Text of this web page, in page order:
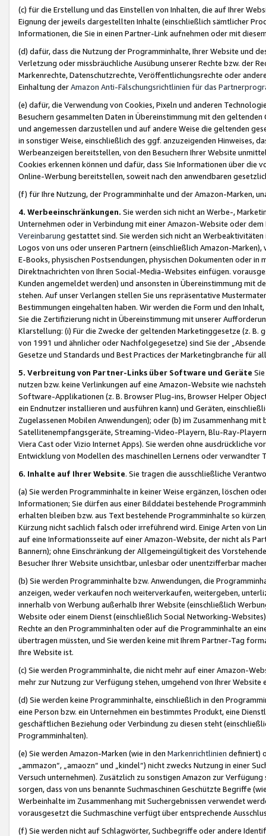
(c) für die Erstellung und das Einstellen von Inhalten, die auf Ihrer
Eignung der jeweils dargestellten Inhalte (einschließlich sämtlicher
Informationen, die Sie in einen Partner-Link aufnehmen oder mit
(d) dafür, dass die Nutzung der Programminhalte, Ihrer Website und
Verletzung oder missbräuchliche Ausübung unserer Rechte bzw. der
Markenrechte, Datenschutzrechte, Veröffentlichungsrechte oder
Einhaltung derAmazon Anti-Fälschungsrichtlinien für das
(e) dafür, die Verwendung von Cookies, Pixeln und anderen
Besuchern gesammelten Daten in Übereinstimmung mit den
und angemessen darzustellen und auf andere Weise die geltenden
in sonstiger Weise, einschließlich des ggf. anzuzeigenden Hinweises,
Werbeanzeigen bereitstellen, von den Besuchern Ihrer Website
Cookies erkennen können und dafür, dass Sie Informationen über die
Online-Werbung bereitstellen, soweit nach den anwendbaren
(f) für Ihre Nutzung, der Programminhalte und der Amazon-Marken,
4. Werbeeinschränkungen. Sie werden sich nicht an Werbe-,
Unternehmen oder in Verbindung mit einer Amazon-Website oder
Vereinbarung gestattet sind. Sie werden sich nicht an
Logos von uns oder unseren Partnern (einschließlich Amazon-
E-Books, physischen Postsendungen, physischen Dokumenten oder in
Direktnachrichten von Ihren Social-Media-Websites einfügen.
Kunden angemeldet werden) und ansonsten in Übereinstimmung mit
stehen. Auf unser Verlangen stellen Sie uns repräsentative
Bestimmungen eingehalten haben. Wir werden die Form und den
Sie die Zertifizierung nicht in Übereinstimmung mit unserer
Klarstellung: (i) Für die Zwecke der geltenden Marketinggesetze (z. B.
von 1991 und ähnlicher oder Nachfolgegesetze) sind Sie der
Gesetze und Standards und Best Practices der Marketingbranche für
5. Verbreitung von Partner-Links über Software und Geräte
nutzen bzw. keine Verlinkungen auf eine Amazon-Website wie
Software-Applikationen (z. B. Browser Plug-ins, Browser Helper
ein Endnutzer installieren und ausführen kann) und Geräten,
Zugelassenen Mobilen Anwendungen); oder (b) im Zusammenhang
Satellitenempfangsgeräte, Streaming-Video-Playern, Blu-Ray-
Viera Cast oder Vizio Internet Apps). Sie werden ohne ausdrückliche
Entwicklung von Modellen des maschinellen Lernens oder
6. Inhalte auf Ihrer Website. Sie tragen die ausschließliche
(a) Sie werden Programminhalte in keiner Weise ergänzen, löschen
Informationen; Sie dürfen aus einer Bilddatei bestehende
erhalten bleiben bzw. aus Text bestehende Programminhalte so
Kürzung nicht sachlich falsch oder irreführend wird. Einige Arten von
auf eine Informationsseite auf einer Amazon-Website, der nicht als
Bannern); ohne Einschränkung der Allgemeingültigkeit des
Besucher Ihrer Website unsichtbar, unlesbar oder unentzifferbar
(b) Sie werden Programminhalte bzw. Anwendungen, die
anzeigen, weder verkaufen noch weiterverkaufen, weitergeben,
innerhalb von Werbung außerhalb Ihrer Website (einschließlich
Website oder einem Dienst (einschließlich Social Networking-
Rechte an den Programminhalten oder auf die Programminhalte an
übertragen müssten, und Sie werden keine mit Ihrem Partner-Tag
Ihre Website ist.
(c) Sie werden Programminhalte, die nicht mehr auf einer Amazon-
mehr zur Nutzung zur Verfügung stehen, umgehend von Ihrer
(d) Sie werden keine Programminhalte, einschließlich in den
eine Person bzw. ein Unternehmen ein bestimmtes Produkt, eine
geschäftlichen Beziehung oder Verbindung zu diesen steht
Programminhalten).
(e) Sie werden Amazon-Marken (wie in den Markenrichtlinien definiert)
„ammazon“, „amaozn“ und „kindel“) nicht zwecks Nutzung in einer
Versuch unternehmen). Zusätzlich zu sonstigen Amazon zur
sorgen, dass von uns benannte Suchmaschinen Geschützte Begriffe
Werbeinhalte im Zusammenhang mit Suchergebnissen verwendet
vorausgesetzt die Suchmaschine verfügt über entsprechende
(f) Sie werden nicht auf Schlagwörter, Suchbegriffe oder andere